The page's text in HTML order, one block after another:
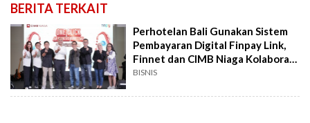
BERITA TERKAIT
Perhotelan Bali Gunakan Sistem
Pembayaran Digital Finpay Link,
Finnet dan CIMB Niaga Kolaborasi
Berikan Dukungan
BISNIS